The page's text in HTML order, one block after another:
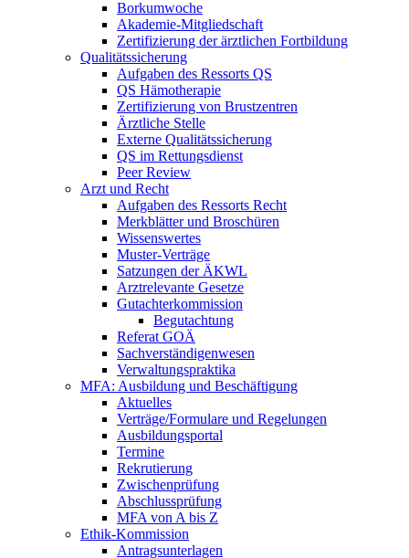
Borkumwoche
Akademie-Mitgliedschaft
Zertifizierung der ärztlichen Fortbildung
Qualitätssicherung
Aufgaben des Ressorts QS
QS Hämotherapie
Zertifizierung von Brustzentren
Ärztliche Stelle
Externe Qualitätssicherung
QS im Rettungsdienst
Peer Review
Arzt und Recht
Aufgaben des Ressorts Recht
Merkblätter und Broschüren
Wissenswertes
Muster-Verträge
Satzungen der ÄKWL
Arztrelevante Gesetze
Gutachterkommission
Begutachtung
Referat GOÄ
Sachverständigenwesen
Verwaltungspraktika
MFA: Ausbildung und Beschäftigung
Aktuelles
Verträge/Formulare und Regelungen
Ausbildungsportal
Termine
Rekrutierung
Zwischenprüfung
Abschlussprüfung
MFA von A bis Z
Ethik-Kommission
Antragsunterlagen